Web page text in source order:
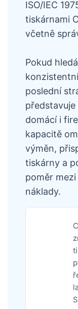
ISO/IEC
tiskárnami
včetně
Pokud
poslední
domácí i
kapacitě
výměn,
tiskárny a
poměr
náklady.